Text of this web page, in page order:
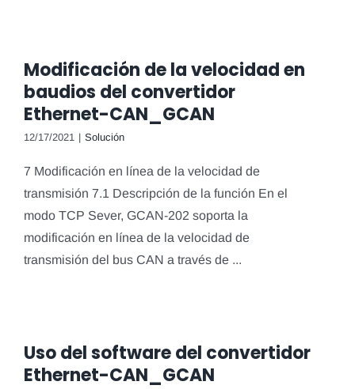
Modificación de la velocidad en
baudios del convertidor
Ethernet-CAN_GCAN
12/17/2021 | Solución
7 Modificación en línea de la velocidad de
transmisión 7.1 Descripción de la función En el
modo TCP Sever, GCAN-202 soporta la
modificación en línea de la velocidad de
transmisión del bus CAN a través de ...
Uso del software del convertidor
Ethernet-CAN_GCAN